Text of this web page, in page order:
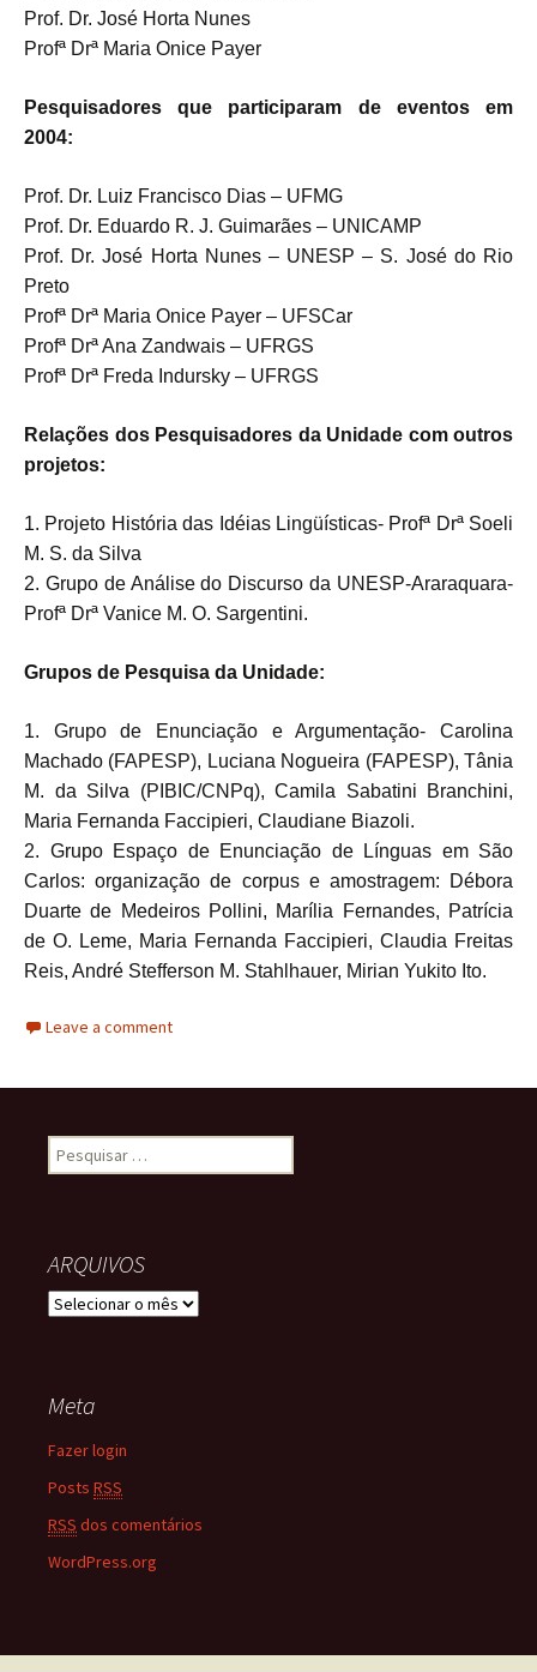
Prof. Dr. José Horta Nunes
Profª Drª Maria Onice Payer
Pesquisadores que participaram de eventos em
2004:
Prof. Dr. Luiz Francisco Dias – UFMG
Prof. Dr. Eduardo R. J. Guimarães – UNICAMP
Prof. Dr. José Horta Nunes – UNESP – S. José do Rio
Preto
Profª Drª Maria Onice Payer – UFSCar
Profª Drª Ana Zandwais – UFRGS
Profª Drª Freda Indursky – UFRGS
Relações dos Pesquisadores da Unidade com outros
projetos:
1. Projeto História das Idéias Lingüísticas- Profª Drª Soeli
M. S. da Silva
2. Grupo de Análise do Discurso da UNESP-Araraquara-
Profª Drª Vanice M. O. Sargentini.
Grupos de Pesquisa da Unidade:
1. Grupo de Enunciação e Argumentação- Carolina
Machado (FAPESP), Luciana Nogueira (FAPESP), Tânia
M. da Silva (PIBIC/CNPq), Camila Sabatini Branchini,
Maria Fernanda Faccipieri, Claudiane Biazoli.
2. Grupo Espaço de Enunciação de Línguas em São
Carlos: organização de corpus e amostragem: Débora
Duarte de Medeiros Pollini, Marília Fernandes, Patrícia
de O. Leme, Maria Fernanda Faccipieri, Claudia Freitas
Reis, André Stefferson M. Stahlhauer, Mirian Yukito Ito.
Leave a comment
Pesquisar por:
ARQUIVOS
ARQUIVOS
Meta
Fazer login
Posts RSS
RSS dos comentários
WordPress.org